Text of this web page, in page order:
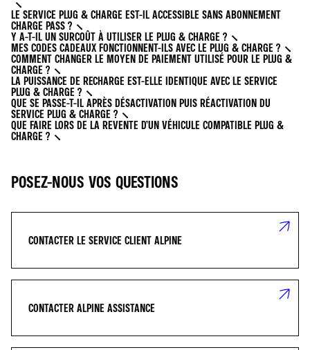
LE SERVICE PLUG & CHARGE EST-IL ACCESSIBLE SANS ABONNEMENT
CHARGE PASS ?
Y A-T-IL UN SURCOÛT À UTILISER LE PLUG & CHARGE ?
MES CODES CADEAUX FONCTIONNENT-ILS AVEC LE PLUG & CHARGE ?
COMMENT CHANGER LE MOYEN DE PAIEMENT UTILISÉ POUR LE PLUG &
CHARGE ?
LA PUISSANCE DE RECHARGE EST-ELLE IDENTIQUE AVEC LE SERVICE
PLUG & CHARGE ?
QUE SE PASSE-T-IL APRÈS DÉSACTIVATION PUIS RÉACTIVATION DU
SERVICE PLUG & CHARGE ?
QUE FAIRE LORS DE LA REVENTE D’UN VÉHICULE COMPATIBLE PLUG &
CHARGE ?
POSEZ-NOUS VOS QUESTIONS
CONTACTER LE SERVICE CLIENT ALPINE
CONTACTER ALPINE ASSISTANCE